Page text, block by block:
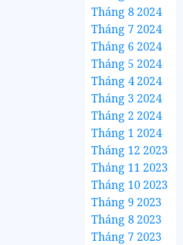
Tháng 8 2024
Tháng 7 2024
Tháng 6 2024
Tháng 5 2024
Tháng 4 2024
Tháng 3 2024
Tháng 2 2024
Tháng 1 2024
Tháng 12 2023
Tháng 11 2023
Tháng 10 2023
Tháng 9 2023
Tháng 8 2023
Tháng 7 2023